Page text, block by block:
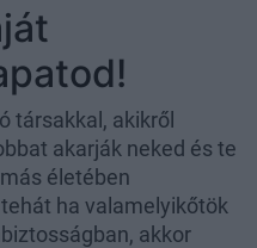
társakkal, akikről
akarják neked és te
életében
ha valamelyikőtök
akkor